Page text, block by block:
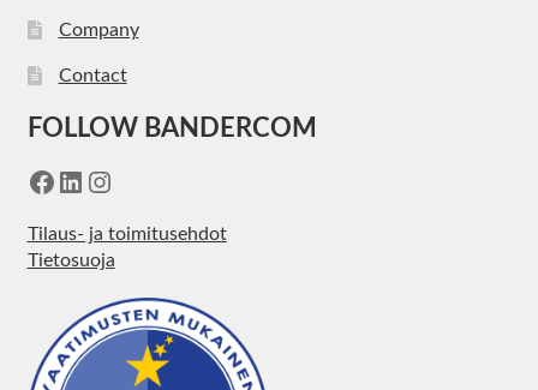
Company
Contact
FOLLOW BANDERCOM
Facebook
LinkedIn
Instagram
Tilaus- ja toimitusehdot
Tietosuoja